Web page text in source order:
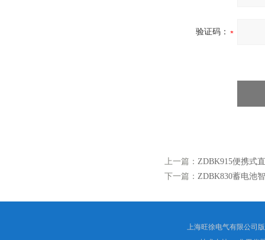
验证码：
上一篇： ZDBK915便携式
下一篇： ZDBK830蓄电池
上海旺徐电气有限公司